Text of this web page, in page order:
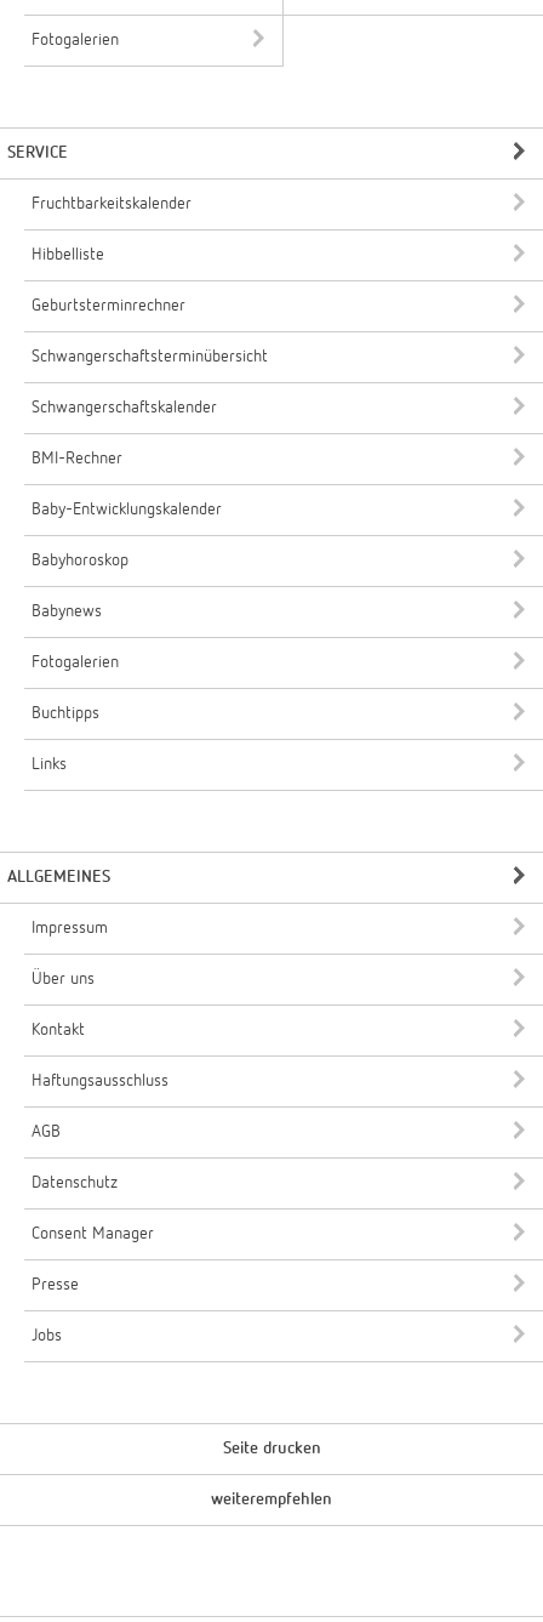
Fotogalerien
SERVICE
Fruchtbarkeitskalender
Hibbelliste
Geburtsterminrechner
Schwangerschaftsterminübersicht
Schwangerschaftskalender
BMI-Rechner
Baby-Entwicklungskalender
Babyhoroskop
Babynews
Fotogalerien
Buchtipps
Links
ALLGEMEINES
Impressum
Über uns
Kontakt
Haftungsausschluss
AGB
Datenschutz
Consent Manager
Presse
Jobs
Seite drucken
weiterempfehlen